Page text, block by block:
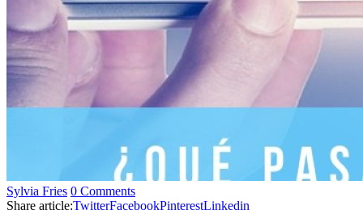
Sylvia Fries 0 Comments
Share article:TwitterFacebookPinterestLinkedin